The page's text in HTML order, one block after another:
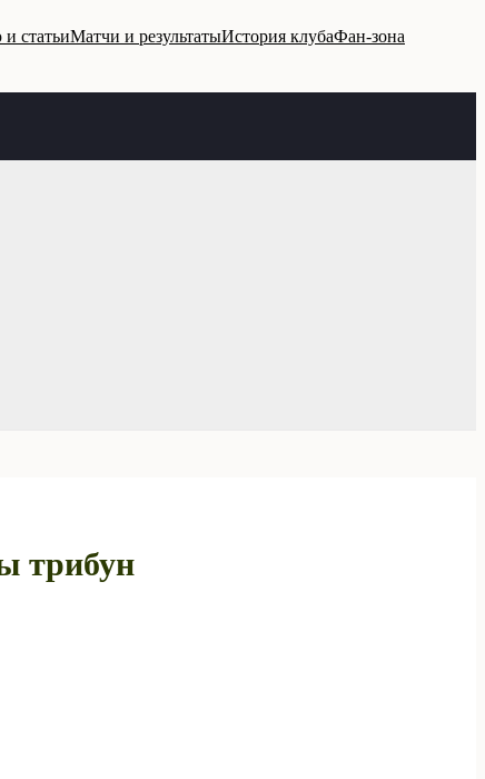
статьиМатчи и результатыИстория клубаФан-зона
трибун